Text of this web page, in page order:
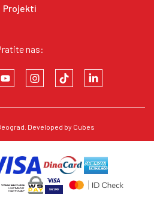
Projekti
nas:
Developed by Cubes